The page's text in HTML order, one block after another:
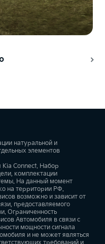
натуральной и
элементов
Connect. Набор
комплектации
На данный момент
на территории РФ.
возможно и зависит от
предоставляемого
Ограниченность
Автомобиля в связи с
мощности сигнала
и не может являться